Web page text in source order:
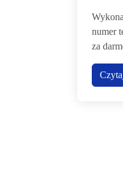
numer
za